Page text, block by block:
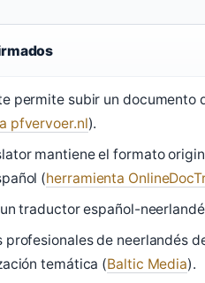
permite subir un
pfvervoer.nl).
mantiene el formato
(herramienta
traductor español-
profesionales de neerlandés
temática (Baltic Media).